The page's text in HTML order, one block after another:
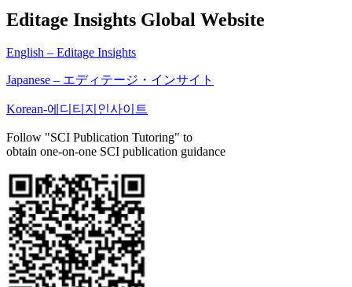
Editage Insights Global Website
English – Editage Insights
Japanese – エディテージ・インサイト
Korean-에디티지인사이트
Follow "SCI Publication Tutoring" to
obtain one-on-one SCI publication guidance